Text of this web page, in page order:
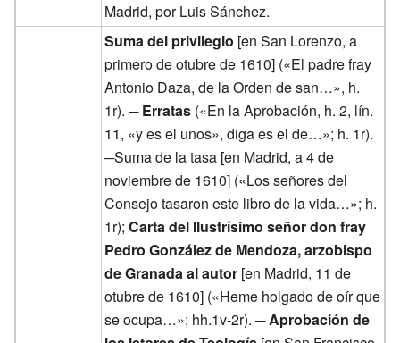
Madrid, por Luis Sánchez.
Suma del privilegio [en San Lorenzo, a
primero de otubre de 1610] («El padre fray
Antonio Daza, de la Orden de san…», h.
1r). ─Erratas («En la Aprobación, h. 2, lín.
11, «y es el unos», diga es el de…»; h. 1r).
─Suma de la tasa [en Madrid, a 4 de
noviembre de 1610] («Los señores del
Consejo tasaron este libro de la vida…»; h.
1r);Carta del Ilustrísimo señor don fray
Pedro González de Mendoza, arzobispo
de Granada al autor [en Madrid, 11 de
otubre de 1610] («Heme holgado de oír que
se ocupa…»; hh.1v-2r). ─Aprobación de